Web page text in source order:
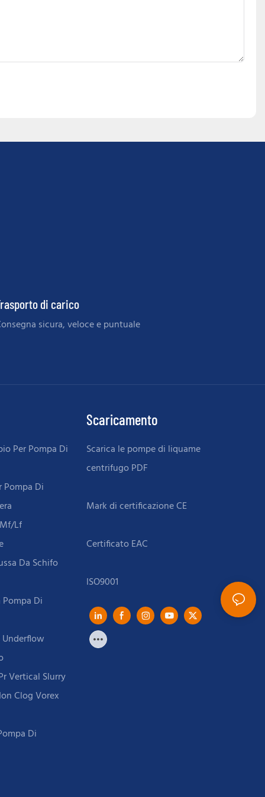
di carico
sicura, veloce e puntuale
Per Pompa Di
Pompa Di
mf/lf
Da Schifo
Di
Vertical Slurry
Clog Vorex
Di
Scaricamento
Scarica le pompe di liquame
centrifugo PDF
Mark di certificazione CE